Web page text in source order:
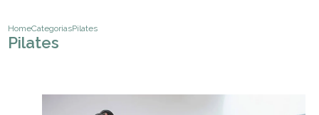
HomeCategoriasPilates
Pilates